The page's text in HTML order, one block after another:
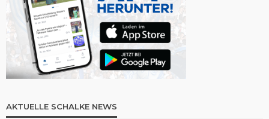
AKTUELLE SCHALKE NEWS